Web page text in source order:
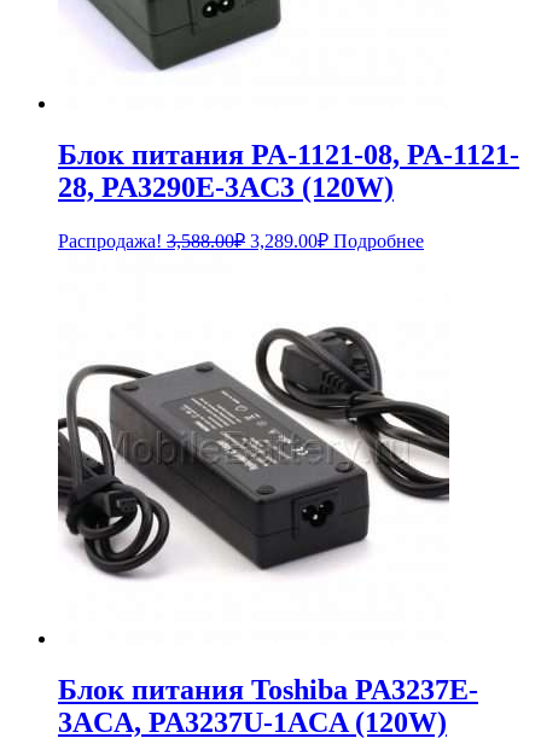
Блок питания PA-1121-08, PA-1121-
28, PA3290E-3AC3 (120W)
Распродажа! 3,588.00₽ Первоначальная
3,289.00₽Текущая
Подробнее
Блок питания Toshiba PA3237E-
3ACA, PA3237U-1ACA (120W)